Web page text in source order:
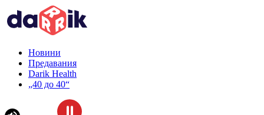
Новини
Предавания
Darik Health
„40 до 40“